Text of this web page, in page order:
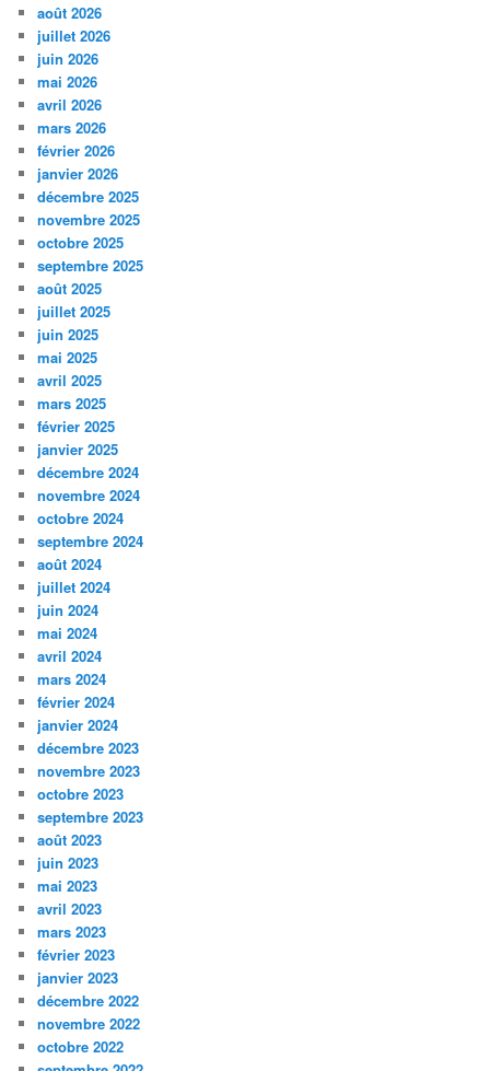
août 2026
juillet 2026
juin 2026
mai 2026
avril 2026
mars 2026
février 2026
janvier 2026
décembre 2025
novembre 2025
octobre 2025
septembre 2025
août 2025
juillet 2025
juin 2025
mai 2025
avril 2025
mars 2025
février 2025
janvier 2025
décembre 2024
novembre 2024
octobre 2024
septembre 2024
août 2024
juillet 2024
juin 2024
mai 2024
avril 2024
mars 2024
février 2024
janvier 2024
décembre 2023
novembre 2023
octobre 2023
septembre 2023
août 2023
juin 2023
mai 2023
avril 2023
mars 2023
février 2023
janvier 2023
décembre 2022
novembre 2022
octobre 2022